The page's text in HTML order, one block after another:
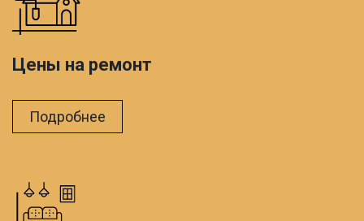
Цены на ремонт
Подробнее